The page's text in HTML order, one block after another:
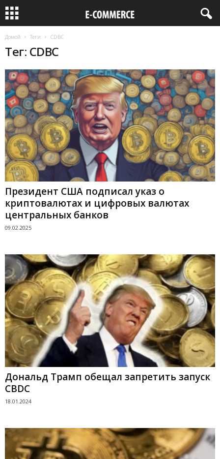
Домой Теги CDBC
Тег: CDBC
Президент США подписал указ о
криптовалютах и цифровых валютах
центральных банков
09.02.2025
Дональд Трамп обещал запретить запуск
CBDC
18.01.2024